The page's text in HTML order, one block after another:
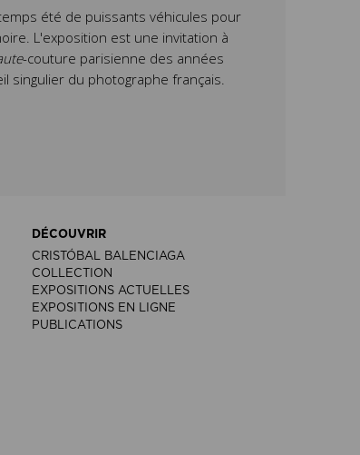
été de puissants véhicules pour
L'exposition est une invitation à
-couture parisienne des années
singulier du photographe français.
DÉCOUVRIR
CRISTÓBAL BALENCIAGA
COLLECTION
EXPOSITIONS ACTUELLES
EXPOSITIONS EN LIGNE
PUBLICATIONS